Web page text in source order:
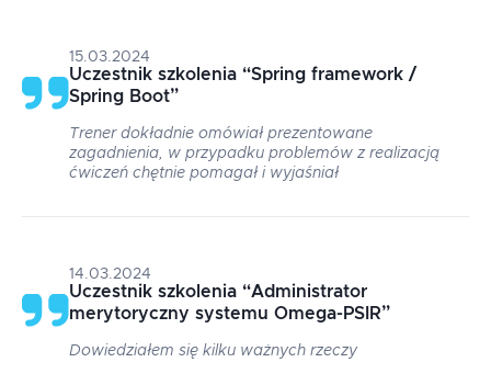
15.03.2024
Uczestnik szkolenia “Spring framework /
Spring Boot”
Trener dokładnie omówiał prezentowane
zagadnienia, w przypadku problemów z realizacją
ćwiczeń chętnie pomagał i wyjaśniał
14.03.2024
Uczestnik szkolenia “Administrator
merytoryczny systemu Omega-PSIR”
Dowiedziałem się kilku ważnych rzeczy